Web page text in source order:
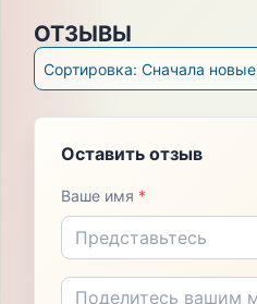
ОТЗЫВЫ
Сортировка: Сначала новые
Оставить отзыв
Ваше имя *